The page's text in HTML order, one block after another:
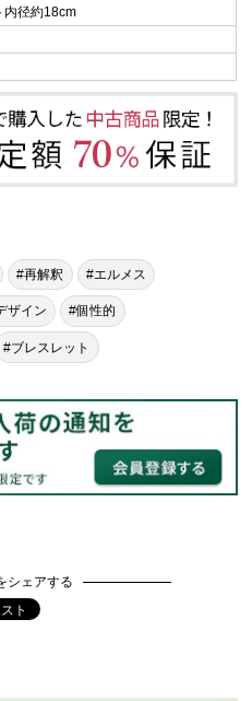
内径約18cm
#再解釈 #エルメス
ザイン #個性的
#ブレスレット
シェアする